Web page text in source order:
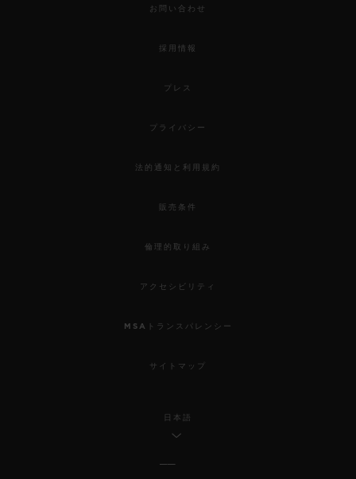
お問い合わせ
採用情報
プレス
プライバシー
法的通知と利用規約
販売条件
倫理的取り組み
アクセシビリティ
MSAトランスパレンシー
サイトマップ
日本語